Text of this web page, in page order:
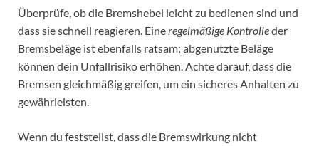
Überprüfe, ob die Bremshebel leicht zu bedienen sind und
dass sie schnell reagieren. Eineregelmäßige Kontrolleder
Bremsbeläge ist ebenfalls ratsam; abgenutzte Beläge
können dein Unfallrisiko erhöhen. Achte darauf, dass die
Bremsen gleichmäßig greifen, um ein sicheres Anhalten zu
gewährleisten.
Wenn du feststellst, dass die Bremswirkung nicht